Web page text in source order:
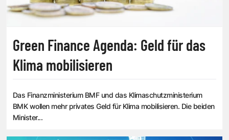
Green Finance Agenda: Geld für das
Klima mobilisieren
Das Finanzministerium BMF und das Klimaschutzministerium
BMK wollen mehr privates Geld für Klima mobilisieren. Die beiden
Minister...